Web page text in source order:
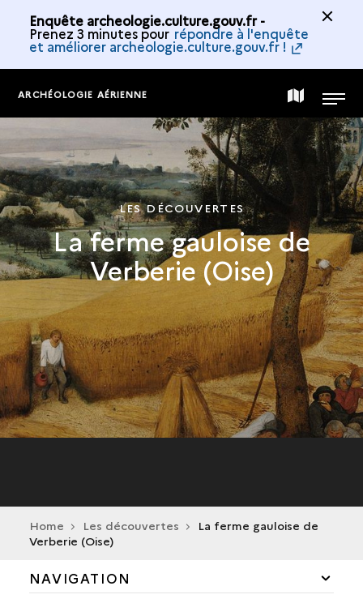
Enquête archeologie.culture.gouv.fr -
Prenez 3 minutes pour répondre à l'enquête
et améliorer archeologie.culture.gouv.fr !
ARCHÉOLOGIE AÉRIENNE CARTE
DE
COLLECTION
MENU
LES DÉCOUVERTES
La ferme gauloise de
Verberie (Oise)
Home Les découvertes
La ferme gauloise de
Verberie (Oise)
NAVIGATION